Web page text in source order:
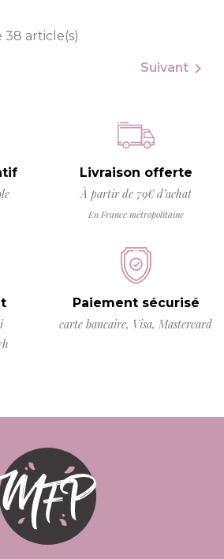
38 article(s)
Suivant 
Livraison offerte
À partir de 79€ d’achat
En France métropolitaine
Paiement sécurisé
carte bancaire, Visa, Mastercard